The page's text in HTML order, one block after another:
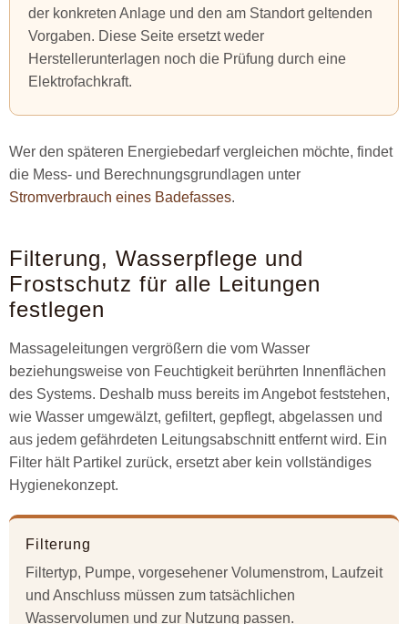
der konkreten Anlage und den am Standort geltenden
Vorgaben. Diese Seite ersetzt weder
Herstellerunterlagen noch die Prüfung durch eine
Elektrofachkraft.
Wer den späteren Energiebedarf vergleichen möchte, findet
die Mess- und Berechnungsgrundlagen unter
Stromverbrauch eines Badefasses.
Filterung, Wasserpflege und
Frostschutz für alle Leitungen
festlegen
Massageleitungen vergrößern die vom Wasser
beziehungsweise von Feuchtigkeit berührten Innenflächen
des Systems. Deshalb muss bereits im Angebot feststehen,
wie Wasser umgewälzt, gefiltert, gepflegt, abgelassen und
aus jedem gefährdeten Leitungsabschnitt entfernt wird. Ein
Filter hält Partikel zurück, ersetzt aber kein vollständiges
Hygienekonzept.
Filterung
Filtertyp, Pumpe, vorgesehener Volumenstrom, Laufzeit
und Anschluss müssen zum tatsächlichen
Wasservolumen und zur Nutzung passen.